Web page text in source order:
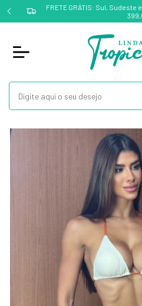
FRETE GRÁTIS: Sul, Sudeste